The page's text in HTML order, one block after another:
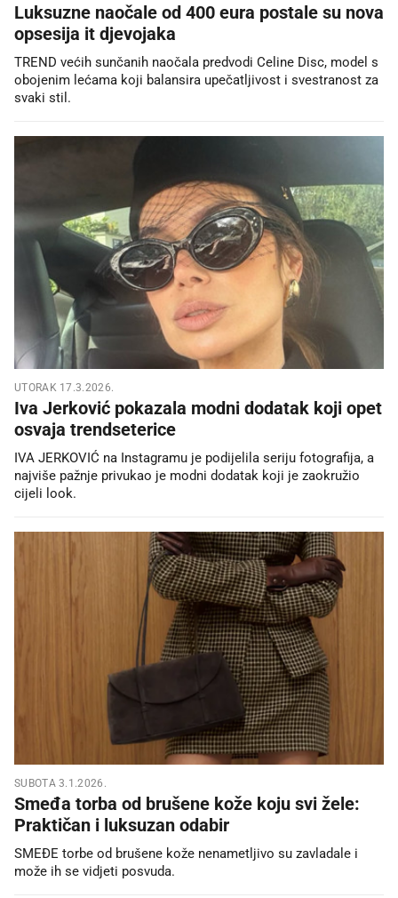
Luksuzne naočale od 400 eura postale su nova
opsesija it djevojaka
TREND većih sunčanih naočala predvodi Celine Disc, model s
obojenim lećama koji balansira upečatljivost i svestranost za
svaki stil.
UTORAK 17.3.2026.
Iva Jerković pokazala modni dodatak koji opet
osvaja trendseterice
IVA JERKOVIĆ na Instagramu je podijelila seriju fotografija, a
najviše pažnje privukao je modni dodatak koji je zaokružio
cijeli look.
SUBOTA 3.1.2026.
Smeđa torba od brušene kože koju svi žele:
Praktičan i luksuzan odabir
SMEĐE torbe od brušene kože nenametljivo su zavladale i
može ih se vidjeti posvuda.